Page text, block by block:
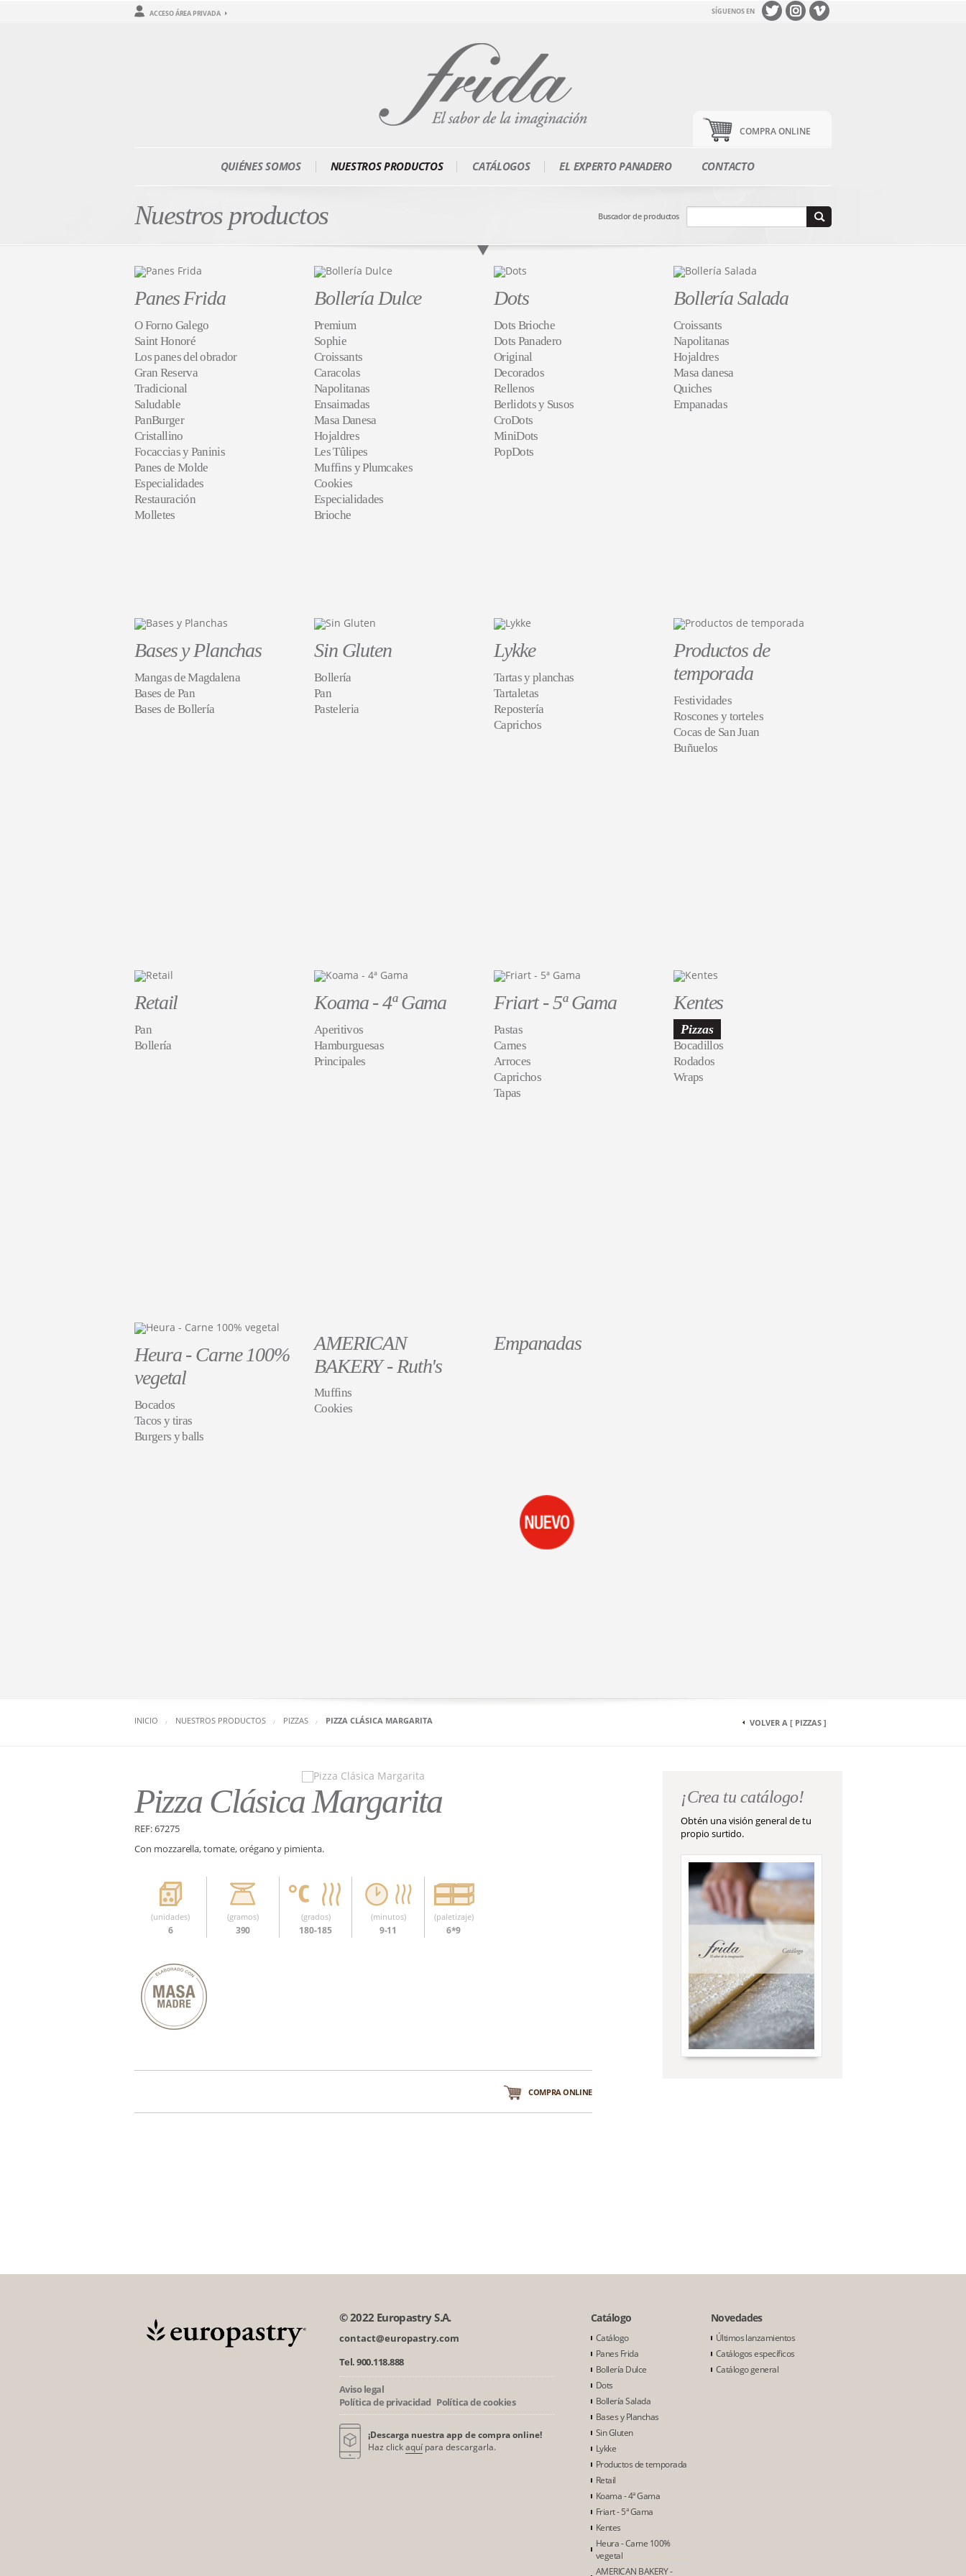
ACCESO ÁREA PRIVADA SÍGUENOS EN
COMPRA ONLINE
QUIÉNES SOMOS NUESTROS PRODUCTOS CATÁLOGOS EL EXPERTO PANADERO CONTACTO
Nuestros productos Buscador de productos
Panes Frida
O Forno Galego
Saint Honoré
Los panes del obrador
Gran Reserva
Tradicional
Saludable
PanBurger
Cristallino
Focaccias y Paninis
Panes de Molde
Especialidades
Restauración
Molletes
Bollería Dulce
Premium
Sophie
Croissants
Caracolas
Napolitanas
Ensaimadas
Masa Danesa
Hojaldres
Les Tûlipes
Muffins y Plumcakes
Cookies
Especialidades
Brioche
Dots
Dots Brioche
Dots Panadero
Original
Decorados
Rellenos
Berlidots y Susos
CroDots
MiniDots
PopDots
Bollería Salada
Croissants
Napolitanas
Hojaldres
Masa danesa
Quiches
Empanadas
Bases y Planchas
Mangas de Magdalena
Bases de Pan
Bases de Bollería
Sin Gluten
Bollería
Pan
Pasteleria
Lykke
Tartas y planchas
Tartaletas
Repostería
Caprichos
Productos de
temporada
Festividades
Roscones y torteles
Cocas de San Juan
Buñuelos
Retail
Pan
Bollería
Koama - 4ª Gama
Aperitivos
Hamburguesas
Principales
Friart - 5ª Gama
Pastas
Carnes
Arroces
Caprichos
Tapas
Kentes
Pizzas
Bocadillos
Rodados
Wraps
Heura - Carne 100%
vegetal
Bocados
Tacos y tiras
Burgers y balls
AMERICAN
BAKERY - Ruth's
Muffins
Cookies
Empanadas
INICIO NUESTROS PRODUCTOS PIZZAS PIZZA CLÁSICA MARGARITA VOLVER A [ PIZZAS ]
Pizza Clásica Margarita
REF: 67275
Con mozzarella, tomate, orégano y pimienta.
(unidades)
6
(gramos)
390
(grados)
180-185
(minutos)
9-11
(paletizaje)
6*9
COMPRA ONLINE
¡Crea tu catálogo!
Obtén una visión general de tu
propio surtido.
© 2022 Europastry S.A.
contact@europastry.com
Tel. 900.118.888
Aviso legal
Política de privacidad Política de cookies
¡Descarga nuestra app de compra online!
Haz clickaquí para descargarla.
Catálogo
Catálogo
Panes Frida
Bollería Dulce
Dots
Bollería Salada
Bases y Planchas
Sin Gluten
Lykke
Productos de temporada
Retail
Koama - 4ª Gama
Friart - 5ª Gama
Kentes
Heura - Carne 100%
vegetal
AMERICAN BAKERY -
Novedades
Últimos lanzamientos
Catálogos específicos
Catálogo general